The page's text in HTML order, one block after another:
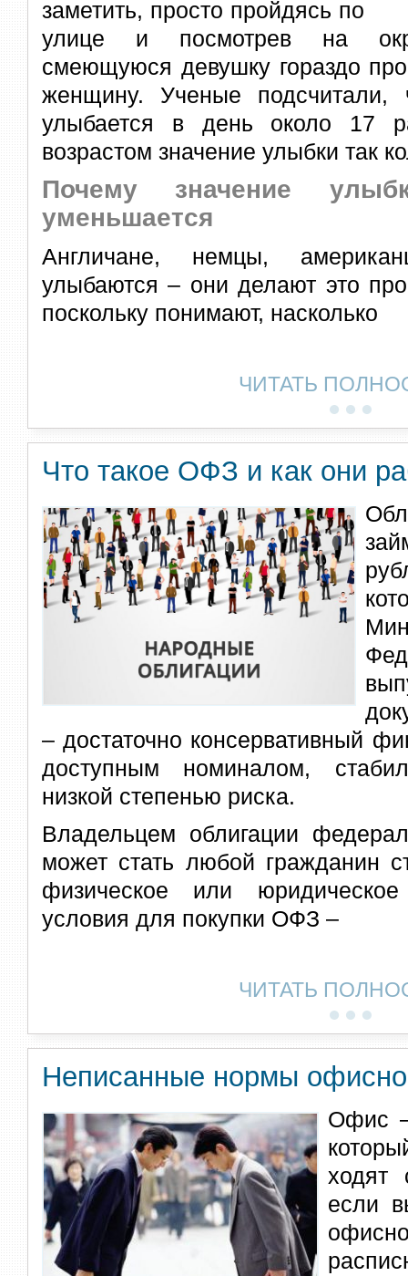
заметить, просто пройдясь по
улице и посмотрев на
смеющуюся девушку гораздо
женщину. Ученые подсчитали,
улыбается в день около 17
возрастом значение улыбки так
Почему значение
уменьшается
Англичане, немцы,
улыбаются – они делают это
поскольку понимают, насколько
ЧИТАТЬ
Что такое ОФЗ и как они
– достаточно консервативный
доступным номиналом,
низкой степенью риска.
Владельцем облигации
может стать любой гражданин
физическое или
условия для покупки ОФЗ –
ЧИТАТЬ
Неписанные нормы
Офис
ходят
если